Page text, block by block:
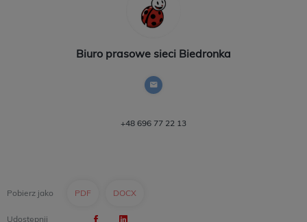
Biuro prasowe sieci Biedronka
+48 696 77 22 13
Pobierz jako PDF DOCX
Udostępnij